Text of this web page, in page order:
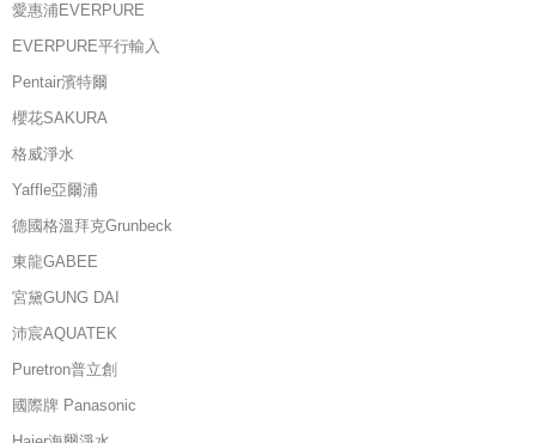
愛惠浦EVERPURE
EVERPURE平行輸入
Pentair濱特爾
櫻花SAKURA
格威淨水
Yaffle亞爾浦
德國格溫拜克Grunbeck
東龍GABEE
宮黛GUNG DAI
沛宸AQUATEK
Puretron普立創
國際牌 Panasonic